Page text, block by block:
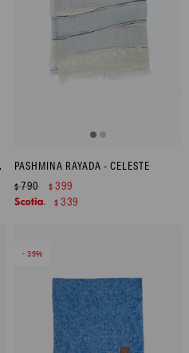
PASHMINA RAYADA - CELESTE
$790 $ 399
$ 339
39